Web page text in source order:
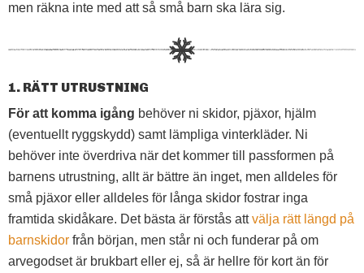
men räkna inte med att så små barn ska lära sig.
1. RÄTT UTRUSTNING
För att komma igång behöver ni skidor, pjäxor, hjälm
(eventuellt ryggskydd) samt lämpliga vinterkläder. Ni
behöver inte överdriva när det kommer till passformen på
barnens utrustning, allt är bättre än inget, men alldeles för
små pjäxor eller alldeles för långa skidor fostrar inga
framtida skidåkare. Det bästa är förstås attvälja rätt längd på
barnskidor från början, men står ni och funderar på om
arvegodset är brukbart eller ej, så är hellre för kort än för